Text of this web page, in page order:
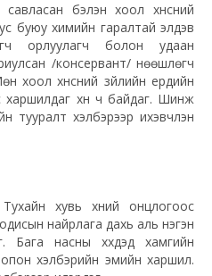
бэлэн хоол хүнсний
буюу химийн гаралтай элдэв
орлуулагч болон удаан
/консервант/ нөөшлөгч
хоол хүнсний зүйлийн ердийн
харшилдаг хүн ч байдаг. Шинж
тууралт хэлбэрээр ихэвчлэн
хувь хүний онцлогоос
найрлага дахь аль нэгэн
насны хүүхдэд хамгийн
хэлбэрийн эмийн харшил.